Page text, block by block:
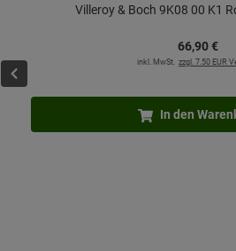
Villeroy & Boch 9K08 00 K1
66,90€
inkl. MwSt. zzgl. 7.50 EUR
In den